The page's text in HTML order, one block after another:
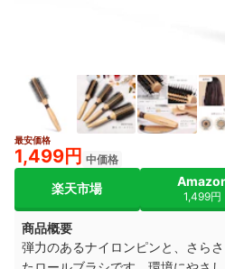
最安価格
1,499円 中価格
楽天市場
1,499円
商品概要
弾力のあるナイロンピンと、さら